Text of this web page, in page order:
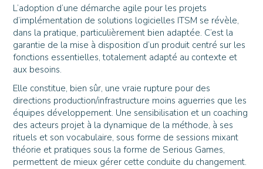
L’adoption d’une démarche agile pour les projets
d’implémentation de solutions logicielles ITSM se révèle,
dans la pratique, particulièrement bien adaptée. C’est la
garantie de la mise à disposition d’un produit centré sur les
fonctions essentielles, totalement adapté au contexte et
aux besoins.
Elle constitue, bien sûr, une vraie rupture pour des
directions production/infrastructure moins aguerries que les
équipes développement. Une sensibilisation et un coaching
des acteurs projet à la dynamique de la méthode, à ses
rituels et son vocabulaire, sous forme de sessions mixant
théorie et pratiques sous la forme de Serious Games,
permettent de mieux gérer cette conduite du changement.